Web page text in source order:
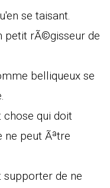
se taisant.
petit rÃ©gisseur de
belliqueux se
chose qui doit
ne peut Ãªtre
supporter de ne